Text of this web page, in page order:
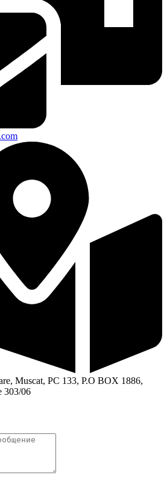
Muscat, PC 133, P.O BOX 1886,
303/06